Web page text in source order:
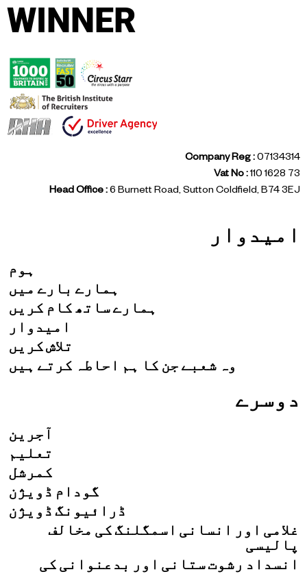
WINNER
Company Reg :07134314
Vat No :110 1628 73
Head Office :6 Burnett Road, Sutton Coldfield, B74 3EJ
امیدوار
ہوم
ہمارے بارے میں
ہمارے ساتھ کام کریں
امیدوار
تلاش کریں
وہ شعبے جن کا ہم احاطہ کرتے ہیں
دوسرے
آجرین
تعلیم
کمرشل
گودام ڈویژن
ڈرائیونگ ڈویژن
غلامی اور انسانی اسمگلنگ کی مخالف
پالیسی
انسداد رشوت ستانی اور بدعنوانی کی